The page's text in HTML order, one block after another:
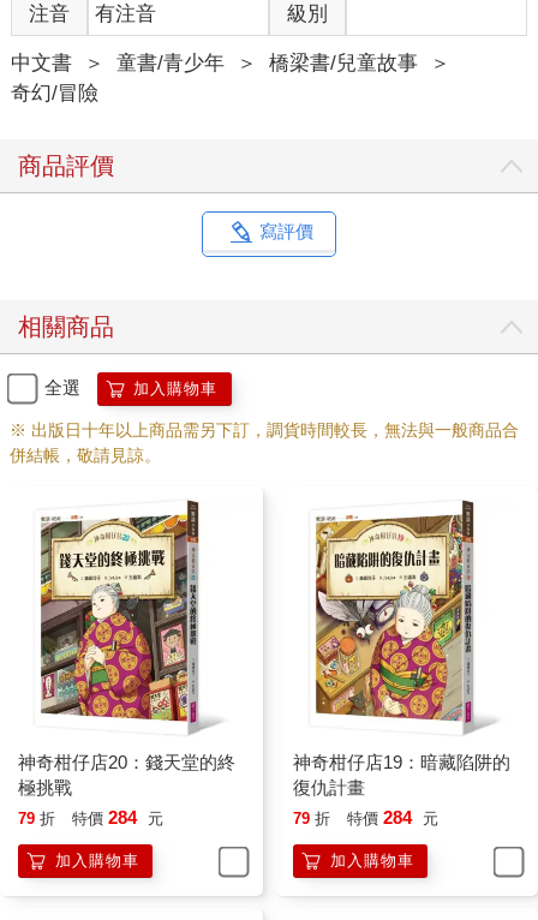
注音 有注音 級別
中文書 ＞ 童書/青少年 ＞ 橋梁書/兒童故事
＞
奇幻/冒險
商品評價
寫評價
相關商品
全選 加入購物車
※ 出版日十年以上商品需另下訂，調貨時間較長，無法與一般商品合
併結帳，敬請見諒。
神奇柑仔店20：錢天堂的終
極挑戰
79 折 特價 284 元
加入購物車
神奇柑仔店19：暗藏陷阱的
復仇計畫
79 折 特價 284 元
加入購物車